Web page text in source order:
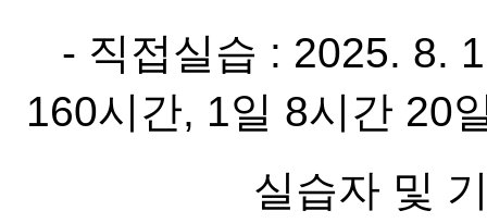
- 직접실습 : 2025. 8.
160시간, 1일 8시간 20
실습자 및 기관의